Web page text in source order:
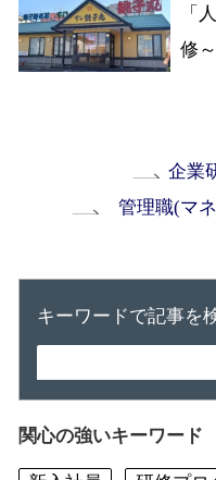
「
修
企業
管理職(マ
キーワードで記事を
関心の強いキーワード